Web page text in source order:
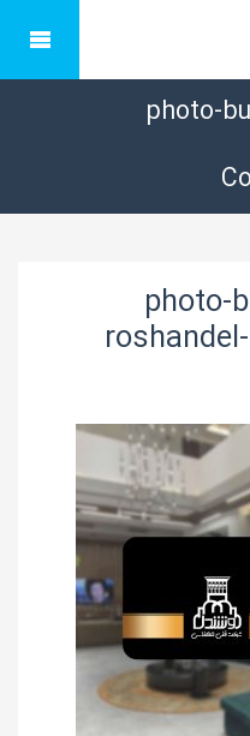
photo-
photo-